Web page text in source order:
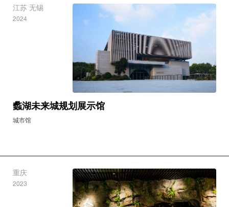
江苏 无锡
2024
蠡湖未来城规划展示馆
城市馆
重庆
2023